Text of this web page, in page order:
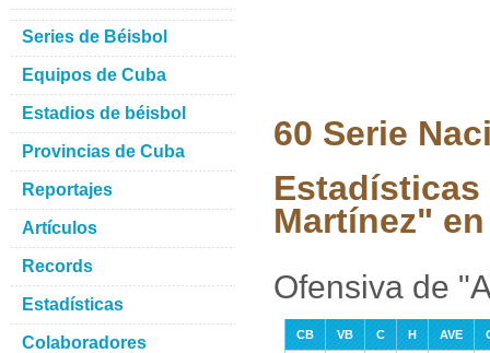
60 Serie
Martínez"
Ofensiva de
CB VB C H AVE
Series de Béisbol
Equipos de Cuba
Estadios de béisbol
Provincias de Cuba
Reportajes
Artículos
Records
Estadísticas
Colaboradores